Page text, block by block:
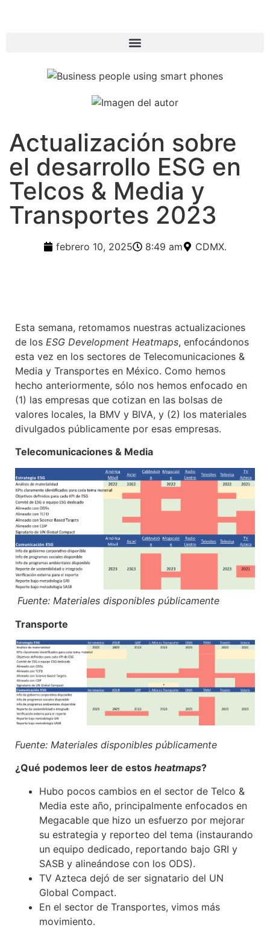
Actualización sobre
el desarrollo ESG en
Telcos & Media y
Transportes 2023
febrero 10, 2025 8:49 am CDMX.
Esta semana, retomamos nuestras actualizaciones
de los ESG Development Heatmaps, enfocándonos
esta vez en los sectores de Telecomunicaciones &
Media y Transportes en México. Como hemos
hecho anteriormente, sólo nos hemos enfocado en
(1) las empresas que cotizan en las bolsas de
valores locales, la BMV y BIVA, y (2) los materiales
divulgados públicamente por esas empresas.
Telecomunicaciones & Media
Fuente: Materiales disponibles públicamente
Transporte
Fuente: Materiales disponibles públicamente
¿Qué podemos leer de estos heatmaps?
Hubo pocos cambios en el sector de Telco &
Media este año, principalmente enfocados en
Megacable que hizo un esfuerzo por mejorar
su estrategia y reporteo del tema (instaurando
un equipo dedicado, reportando bajo GRI y
SASB y alineándose con los ODS).
TV Azteca dejó de ser signatario del UN
Global Compact.
En el sector de Transportes, vimos más
movimiento.